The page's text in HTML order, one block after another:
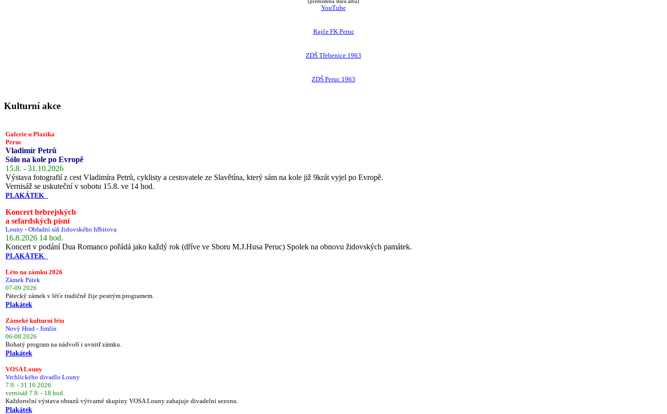
(přemístěná stará alba)
YouTube
Rajče FK Peruc
ZDŠ Třebenice 1963
ZDŠ Peruc 1963
Kulturní akce
Galerie u Plazíka
Peruc
Vladimír Petrů
Sólo na kole po Evropě
15.8. - 31.10.2026
Výstava fotografií z cest Vladimíra Petrů, cyklisty a cestovatele ze Slavětína, který sám na kole již 9krát vyjel po Evropě.
Vernisáž se uskuteční v sobotu 15.8. ve 14 hod.
PLAKÁTEK
Koncert hebrejských
a sefardských písní
Louny - Obřadní síň židovského hřbitova
16.8.2026 14 hod.
Koncert v podání Dua Romanco pořádá jako každý rok (dříve ve Sboru M.J.Husa Peruc) Spolek na obnovu židovských památek.
PLAKÁTEK
Léto na zámku 2026
Zámek Pátek
07-09 2026
Pátecký zámek v léťe tradičně žije pestrým programem.
Plakátek
Zámeké kulturní léto
Nový Hrad - Jimlín
06-08 2026
Bohatý program na nádvoří i uvnitř zámku.
Plakátek
VOSA Louny
Vrchlického divadlo Louny
7.9. - 31.10 2026
vernisáž 7.9. - 18 hod.
Každoroční výstava obrazů výtvarné skupiny VOSA Louny zahajuje divadelní sezonu.
Plakátek